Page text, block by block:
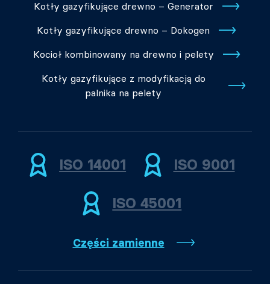
Kotły gazyfikujące drewno – Generator
Kotły gazyfikujące drewno – Dokogen
Kocioł kombinowany na drewno i pelety
Kotły gazyfikujące z modyfikacją do
palnika na pelety
ISO 14001 ISO 9001
ISO 45001
Części zamienne